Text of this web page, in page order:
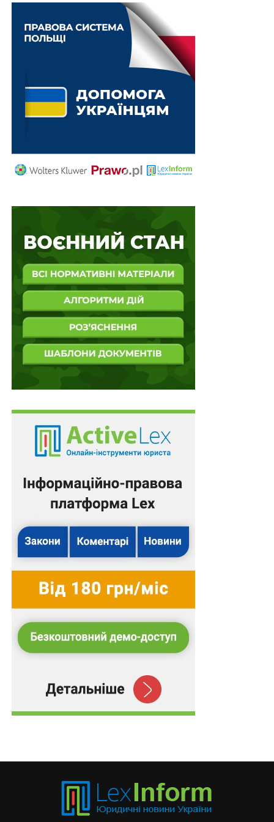
допомога, благодійні внески.
Нагадаємо, що пунктом 1 Додатку до постанови від
11 жовтня 2016 р. № 710 «Заходи щодо ефективного
та раціонального використання державних коштів,
передбачених для утримання органів державної
влади та інших державних органів, утворених
органами державної влади підприємств, установ та
організацій, які використовують кошти державного
телефонів»
для згаданих суб’єктів.
Схожі статті:
Конфіскація та штраф до 6800 грн за продаж чи
придбання музейних експонатів
Е-документообіг запровадять в органах влади
Дозволено перевірки державних органів
Відновлено роботу «Професійних закупівель»
Посадовцям органів місцевої влади
оплачуватимуть додаткову роботу за
програмами міжнародної…
ПОВ'ЯЗАНІ ТЕМИ:
НАСТУПНА
Як працюватиме «Чорноморнафтогаз» в
окупації?
НЕ ПРОПУСТІТЬ
Оновлено Порядок використання бюджетних
коштів на підтримку реформи державного